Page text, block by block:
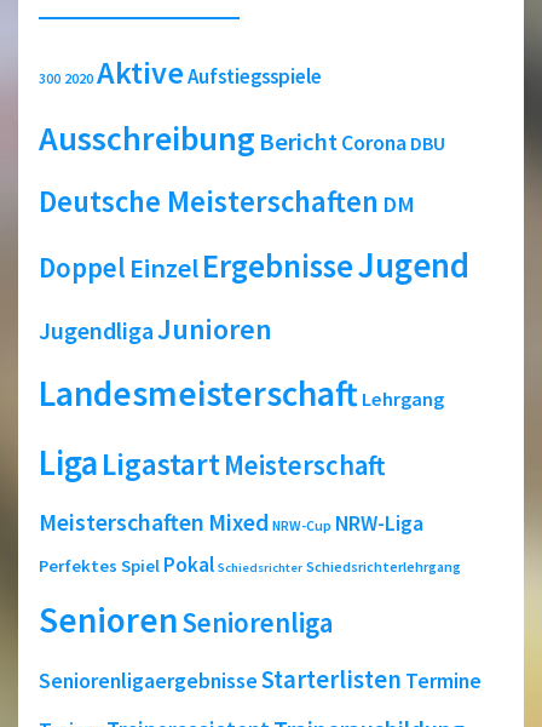
300 2020 AktiveAufstiegsspiele
Ausschreibung BerichtCorona DBU
Deutsche Meisterschaften DM
Doppel EinzelErgebnisseJugend
JugendligaJunioren
Landesmeisterschaft Lehrgang
LigaLigastartMeisterschaft
Meisterschaften Mixed NRW-Cup NRW-Liga
Perfektes Spiel Pokal Schiedsrichter Schiedsrichterlehrgang
SeniorenSeniorenliga
SeniorenligaergebnisseStarterlisten Termine